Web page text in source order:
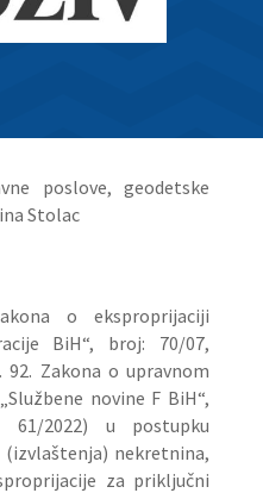
poslove, geodetske
Stolac
o eksproprijaciji
BiH“, broj: 70/07,
Zakona o upravnom
novine F BiH“,
61/2022) u postupku
nekretnina,
za priključni